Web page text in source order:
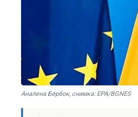
Аналена Бербок, снимка: EPA/BGNES